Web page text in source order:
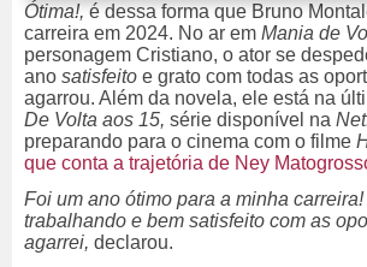
Ótima!,é dessa forma que Bruno
carreira em 2024. No ar em Mania de
personagem Cristiano, o ator se
ano satisfeito e grato com todas as
agarrou. Além da novela, ele está na
De Volta aos 15, série disponível na
preparando para o cinema com o filme
que conta a trajetória de Ney
Foi um ano ótimo para a minha
trabalhando e bem satisfeito com as
agarrei, declarou.